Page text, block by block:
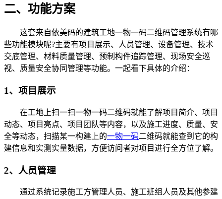
二、功能方案
这套来自依美码的建筑工地一物一码二维码管理系统有哪
些功能模块呢?主要有项目展示、人员管理、设备管理、技术
交底管理、材料质量管理、预制构件追踪管理、现场安全巡
视、质量安全协同管理等功能。一起看下具体的介绍：
1、项目展示
在工地上扫一扫一物一码二维码就能了解项目简介、项目
动态、项目亮点、项目团队等内容，以及施工进度、质量、安
全等动态，扫描某一构建上的一物一码二维码就能查到它的构
建信息和实测实量数据，方便访问者对项目进行全方位了解。
2、人员管理
通过系统记录施工方管理人员、施工班组人员及其他参建